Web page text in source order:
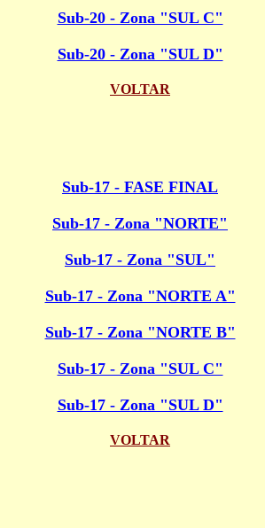
Sub-20 - Zona "SUL C"
Sub-20 - Zona "SUL D"
VOLTAR
Sub-17 - FASE FINAL
Sub-17 - Zona "NORTE"
Sub-17 - Zona "SUL"
Sub-17 - Zona "NORTE A"
Sub-17 - Zona "NORTE B"
Sub-17 - Zona "SUL C"
Sub-17 - Zona "SUL D"
VOLTAR